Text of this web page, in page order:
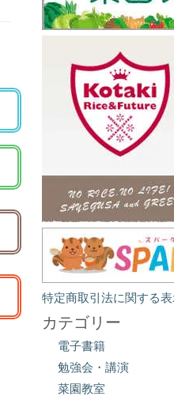
特定商取引法に関する
カテゴリー
電子書籍
勉強会・講演
菜園教室